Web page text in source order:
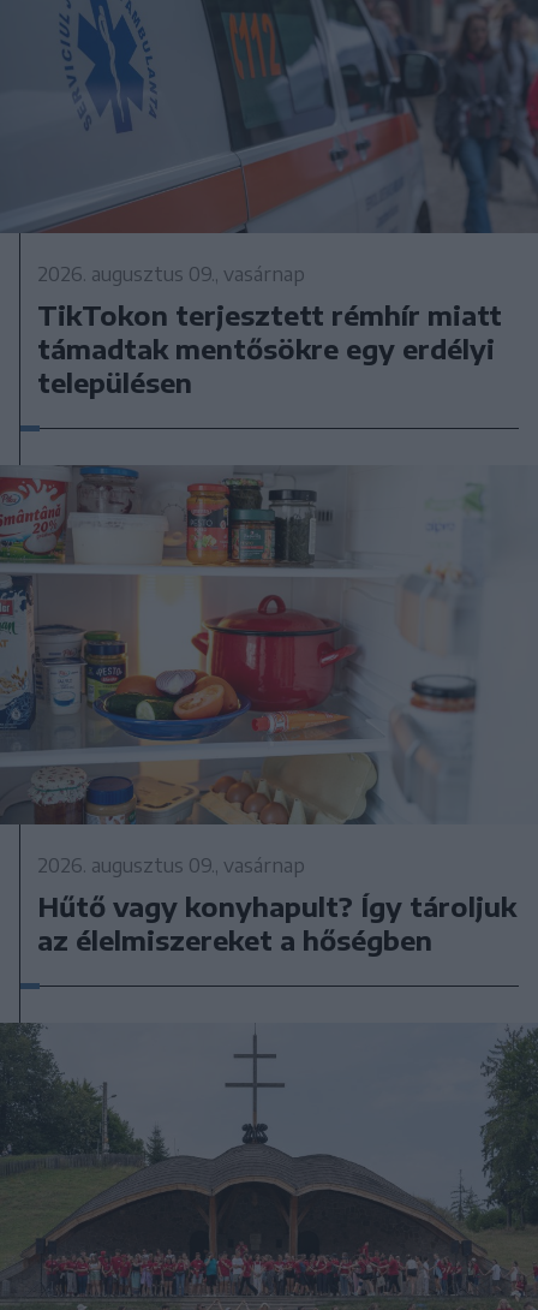
2026. augusztus 09., vasárnap
TikTokon terjesztett rémhír miatt
támadtak mentősökre egy erdélyi
településen
2026. augusztus 09., vasárnap
Hűtő vagy konyhapult? Így tároljuk
az élelmiszereket a hőségben